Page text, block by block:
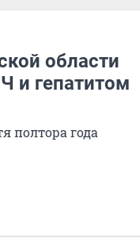
области
и гепатитом
полтора года